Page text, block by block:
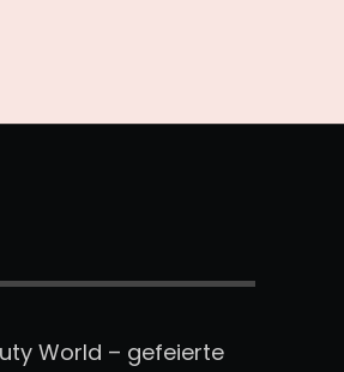
World – gefeierte